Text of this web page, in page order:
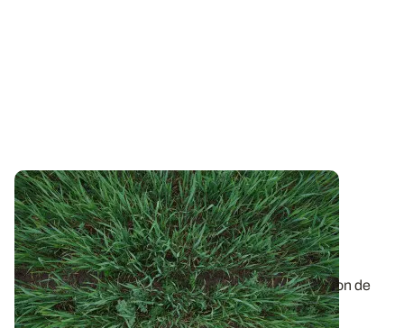
PROJET TERMINÉ
La réponse au phosphore des cultures
conduites en AB : les premiers résultats
d’essais
L’Action 2 du projet PhosphoBio porte sur l’estimation de
l’effet du statut phosphaté des...